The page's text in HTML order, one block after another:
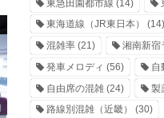
東急田園都市線 (14)
東海道線（JR東日本）
(14)
混雑率 (21) 湘南新宿
発車メロディ (56) 自
自由席の混雑 (24) 製
路線別混雑（近畿）
(30)